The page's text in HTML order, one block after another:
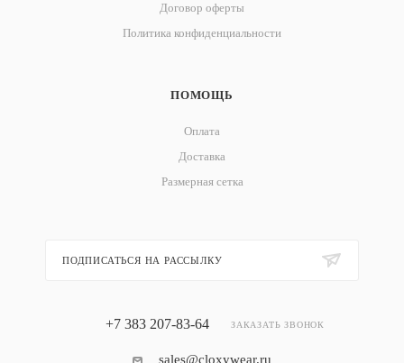
Договор оферты
Политика конфиденциальности
ПОМОЩЬ
Оплата
Доставка
Размерная сетка
ПОДПИСАТЬСЯ НА РАССЫЛКУ
+7 383 207-83-64 ЗАКАЗАТЬ ЗВОНОК
sales@cloxywear.ru